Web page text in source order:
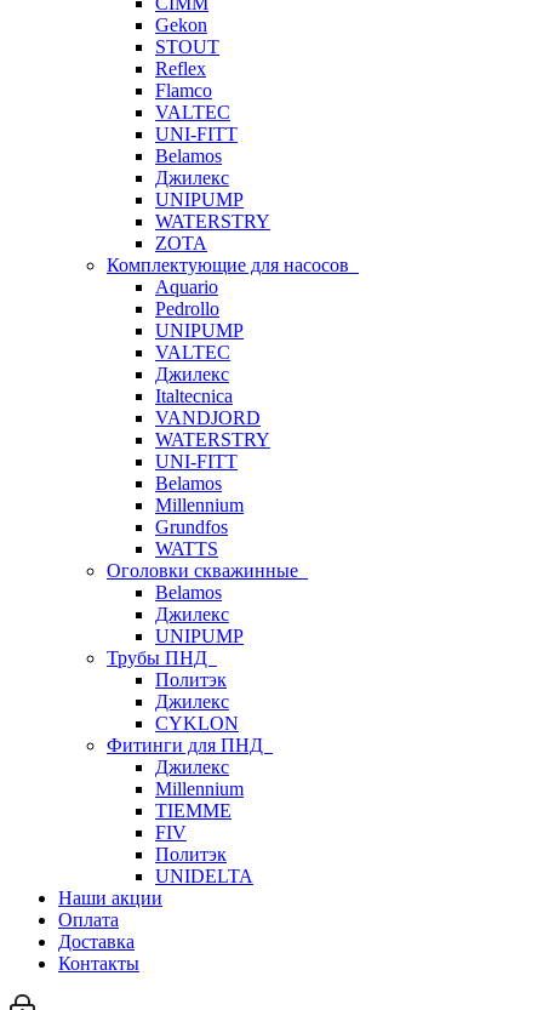
Gekon
STOUT
Reflex
Flamco
VALTEC
UNI-FITT
Belamos
Джилекс
UNIPUMP
WATERSTRY
ZOTA
Комплектующие для насосов
Aquario
Pedrollo
UNIPUMP
VALTEC
Джилекс
Italtecnica
VANDJORD
WATERSTRY
UNI-FITT
Belamos
Millennium
Grundfos
WATTS
Оголовки скважинные
Belamos
Джилекс
UNIPUMP
Трубы ПНД
Политэк
Джилекс
CYKLON
Фитинги для ПНД
Джилекс
Millennium
TIEMME
FIV
Политэк
UNIDELTA
Наши акции
Оплата
Доставка
Контакты